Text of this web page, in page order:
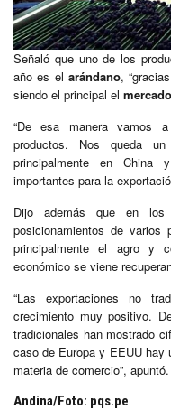
Señaló que uno de los
año es elarándano,
siendo el principal el
“De esa manera vamos
productos. Nos queda
principalmente en China
importantes para la
Dijo además que en los
posicionamientos de varios
principalmente el agro y
económico se viene
“Las exportaciones no
crecimiento muy positivo.
tradicionales han mostrado
caso de Europa y EEUU hay
materia de comercio”, apuntó.
Andina/Foto: pqs.pe